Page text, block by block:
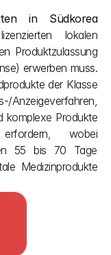
in Südkorea
lokalen
Produktzulassung
erwerben muss.
der Klasse
komplexe Produkte
wobei
55 bis 70 Tage
Medizinprodukte